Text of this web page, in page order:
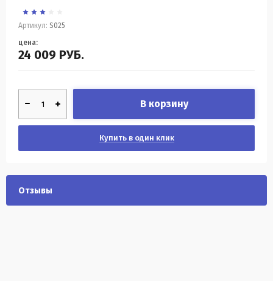
Артикул: S025
цена:
24 009 РУБ.
В корзину
Купить в один клик
Отзывы